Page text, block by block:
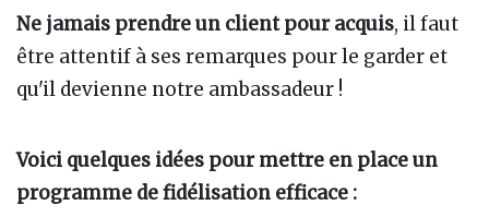
Ne jamais prendre un client pour acquis, il faut
être attentif à ses remarques pour le garder et
qu'il devienne notre ambassadeur !
Voici quelques idées pour mettre en place un
programme de fidélisation efficace :